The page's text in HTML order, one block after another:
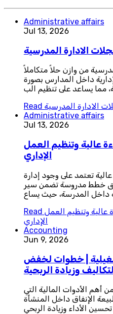
Administrative affairs
Jul 13, 2026
الادارة المدرسية
من وازن حلاً متكاملاً
داخل المدارس بصورة
مما يساعد على تنظيم الب
Read الادارة المدرسية
Administrative affairs
Jul 13, 2026
عالية وتنظيم العمل
الإداري
تعتمد على وجود إدارة
خطط مدروسة تضمن سير
داخل المدرسة، حيث يساع
Read عالية وتنظيم العمل
الإداري
Accounting
Jun 9, 2026
| خطوات لخفض
وزيادة الربحية
أهم الأدوات المالية التي
الإنفاق داخل المنشأة
الأداء وزيادة الربحي